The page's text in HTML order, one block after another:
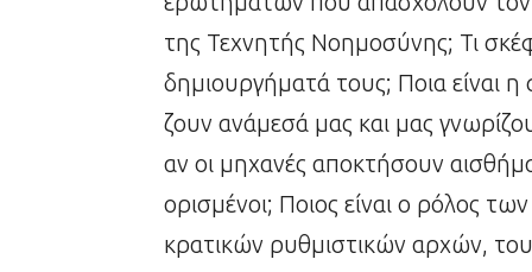
της Τεχνητής Νοημοσύνης; Τι
δημιουργήματά τους; Ποια είναι
ζουν ανάμεσά μας και μας
αν οι μηχανές αποκτήσουν
ορισμένοι; Ποιος είναι ο ρόλος
κρατικών ρυθμιστικών αρχών,